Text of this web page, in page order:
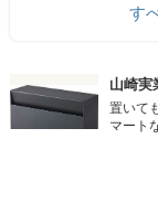
す
山崎実
置いて
マート